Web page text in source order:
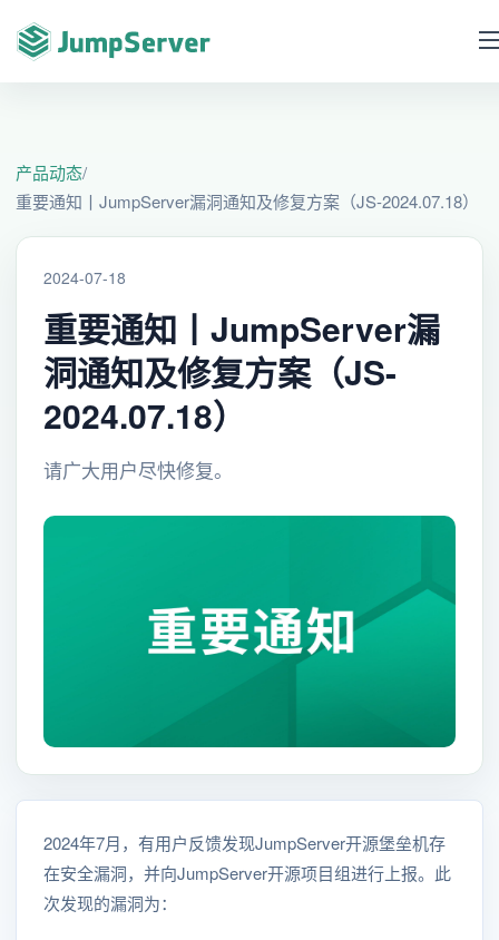
产品动态/
重要通知丨JumpServer漏洞通知及修复方案（JS-2024.07.18）
2024-07-18
重要通知丨JumpServer漏
洞通知及修复方案（JS-
2024.07.18）
请广大用户尽快修复。
2024年7月，有用户反馈发现JumpServer开源堡垒机存
在安全漏洞，并向JumpServer开源项目组进行上报。此
次发现的漏洞为：